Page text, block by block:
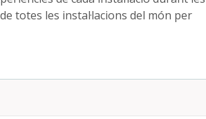
totes les instal·lacions del món per